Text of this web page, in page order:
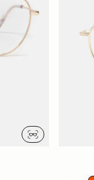
Probador